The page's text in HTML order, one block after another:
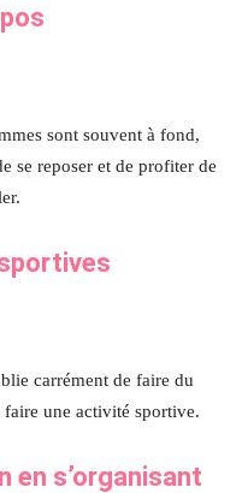
sont souvent à fond,
se reposer et de profiter de
carrément de faire du
faire une activité sportive.
en s’organisant